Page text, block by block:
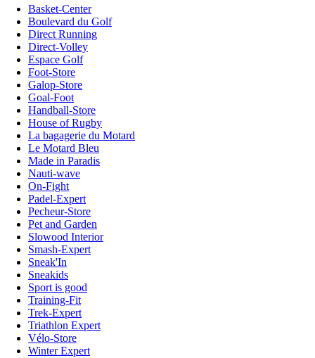
Basket-Center
Boulevard du Golf
Direct Running
Direct-Volley
Espace Golf
Foot-Store
Galop-Store
Goal-Foot
Handball-Store
House of Rugby
La bagagerie du Motard
Le Motard Bleu
Made in Paradis
Nauti-wave
On-Fight
Padel-Expert
Pecheur-Store
Pet and Garden
Slowood Interior
Smash-Expert
Sneak'In
Sneakids
Sport is good
Training-Fit
Trek-Expert
Triathlon Expert
Vélo-Store
Winter Expert